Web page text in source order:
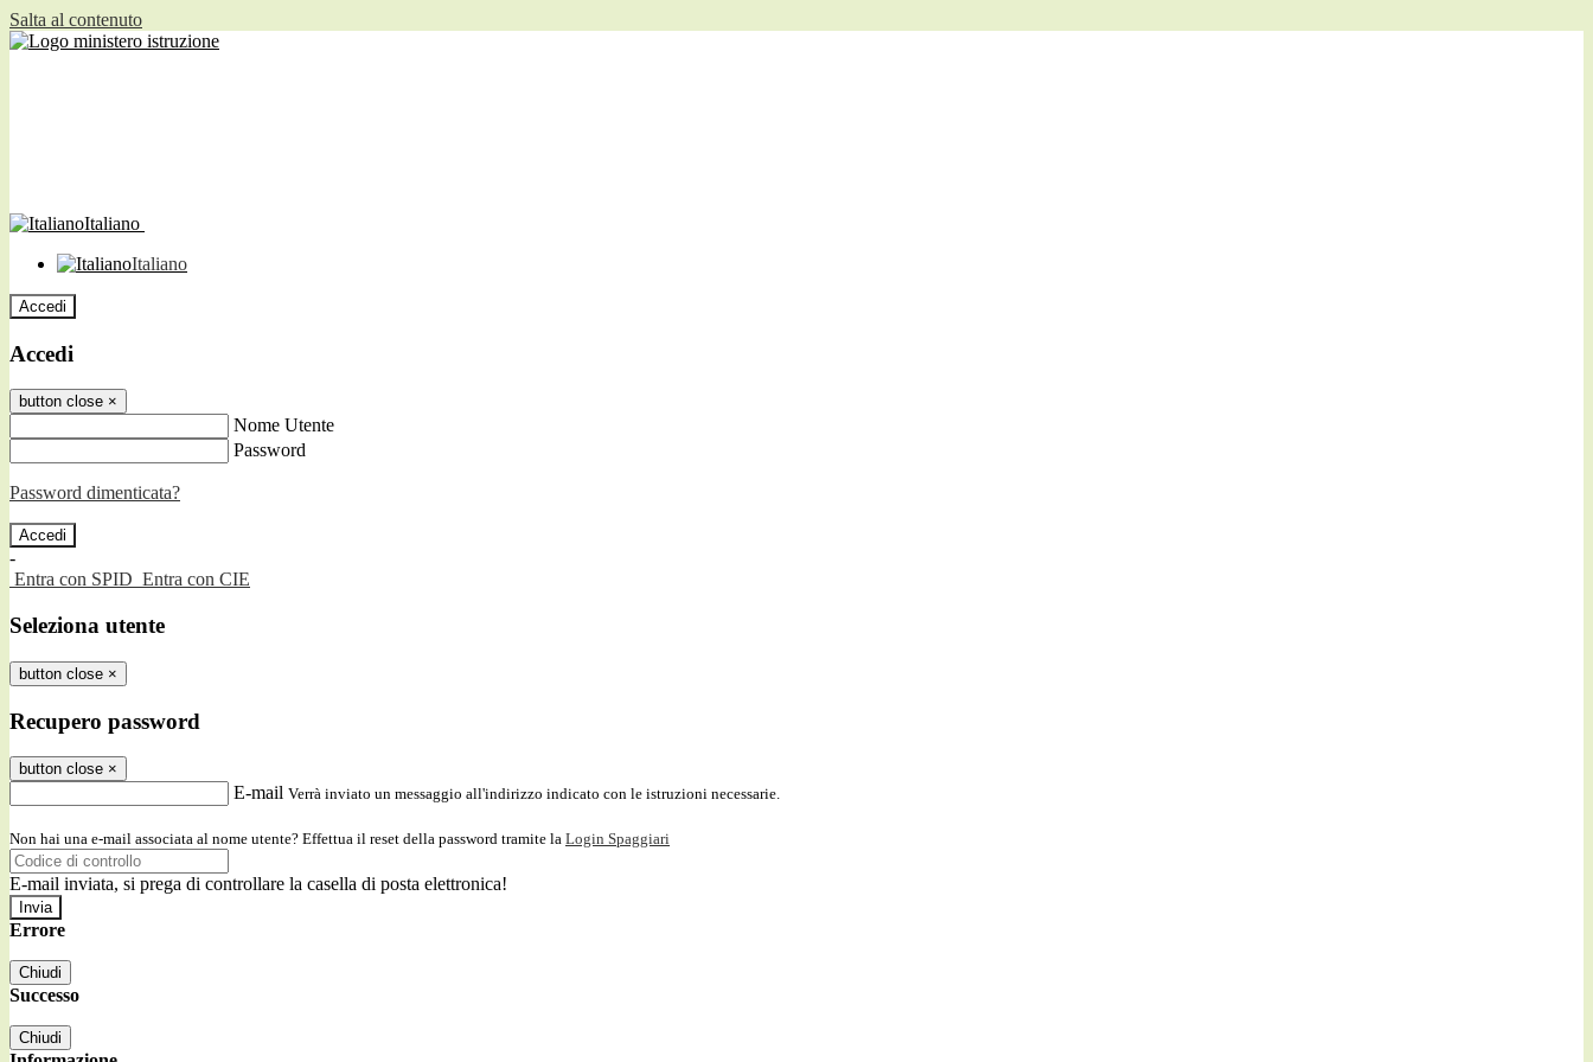
Salta al contenuto
Italiano
Italiano
Accedi
Accedi
button close ×
Nome Utente
Password
Password dimenticata?
-
Entra con SPID Entra con CIE
Seleziona utente
button close ×
Recupero password
button close ×
E-mail Verrà inviato un messaggio all'indirizzo indicato con le istruzioni necessarie.
Non hai una e-mail associata al nome utente? Effettua il reset della password tramite la Login Spaggiari
E-mail inviata, si prega di controllare la casella di posta elettronica!
Errore
Chiudi
Successo
Chiudi